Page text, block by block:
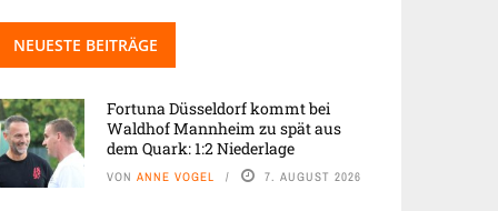
NEUESTE BEITRÄGE
Fortuna Düsseldorf kommt bei
Waldhof Mannheim zu spät aus
dem Quark: 1:2 Niederlage
VON ANNE VOGEL 7. AUGUST 2026